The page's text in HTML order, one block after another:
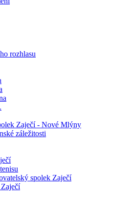
rozhlasu
Zaječí - Nové Mlýny
záležitosti
spolek Zaječí